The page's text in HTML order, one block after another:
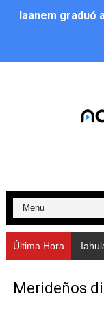
Iaanem graduó
Alcalde
Nevado Gas
Balance
Plan
Alcaldía del
Última Hora Iahula
‎Merideños